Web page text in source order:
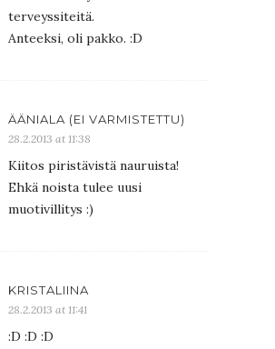
terveyssiteitä.
Anteeksi, oli pakko. :D
ÄÄNIALA (EI VARMISTETTU)
28.2.2013 at 11:38
Kiitos piristävistä nauruista!
Ehkä noista tulee uusi
muotivillitys :)
KRISTALIINA
28.2.2013 at 11:41
:D :D :D